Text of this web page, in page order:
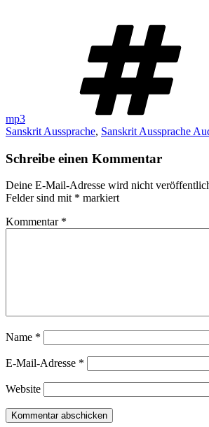
mp3
Sanskrit Aussprache, Sanskrit Aussprache
Schreibe einen Kommentar
Deine E-Mail-Adresse wird nicht
Felder sind mit * markiert
Kommentar *
Name *
E-Mail-Adresse *
Website